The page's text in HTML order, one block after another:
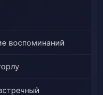
сильный с
От сильного к
воспоминаний